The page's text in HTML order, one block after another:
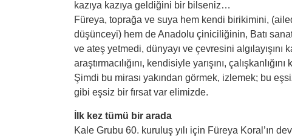
kazıya kazıya geldiğini bir bilseniz…
Füreya, toprağa ve suya hem kendi birikimini,
düşünceyi) hem de Anadolu çiniciliğinin, Batı
ve ateş yetmedi, dünyayı ve çevresini
araştırmacılığını, kendisiyle yarışını,
Şimdi bu mirası yakından görmek, izlemek; bu
gibi eşsiz bir fırsat var elimizde.
İlk kez tümü bir arada
Kale Grubu 60. kuruluş yılı için Füreya Koral’ın